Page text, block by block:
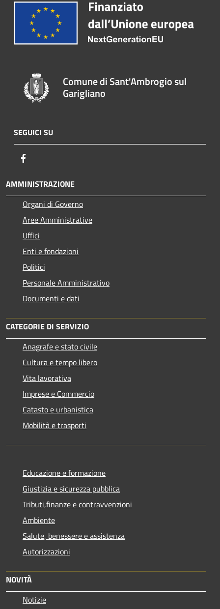
Comune di Sant'Ambrogio sul
Garigliano
SEGUICI SU
AMMINISTRAZIONE
Organi di Governo
Aree Amministrative
Uffici
Enti e fondazioni
Politici
Personale Amministrativo
Documenti e dati
CATEGORIE DI SERVIZIO
Anagrafe e stato civile
Cultura e tempo libero
Vita lavorativa
Imprese e Commercio
Catasto e urbanistica
Mobilità e trasporti
Educazione e formazione
Giustizia e sicurezza pubblica
Tributi,finanze e contravvenzioni
Ambiente
Salute, benessere e assistenza
Autorizzazioni
NOVITÀ
Notizie